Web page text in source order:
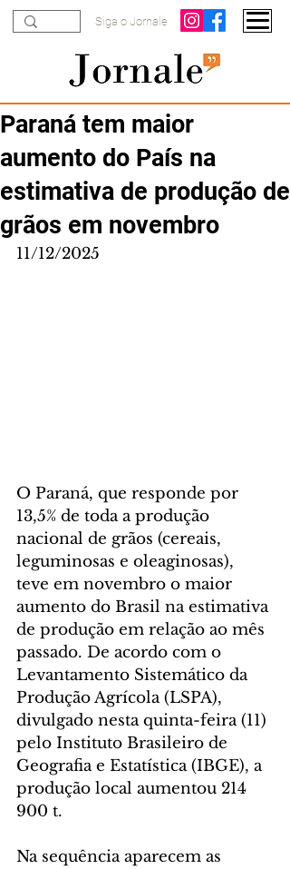
Siga o Jornale
Paraná tem maior
aumento do País na
estimativa de produção de
grãos em novembro
11/12/2025
O Paraná, que responde por
13,5% de toda a produção
nacional de grãos (cereais,
leguminosas e oleaginosas),
teve em novembro o maior
aumento do Brasil na estimativa
de produção em relação ao mês
passado. De acordo com o
Levantamento Sistemático da
Produção Agrícola (LSPA),
divulgado nesta quinta-feira (11)
pelo Instituto Brasileiro de
Geografia e Estatística (IBGE), a
produção local aumentou 214
900 t.
Na sequência aparecem as